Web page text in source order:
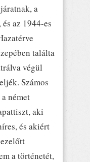
a
az 1944-es
találta
végül
Számos
német
aki
és akiért
a történetét,